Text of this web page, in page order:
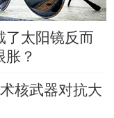
了太阳镜反而
胀？
核武器对抗大